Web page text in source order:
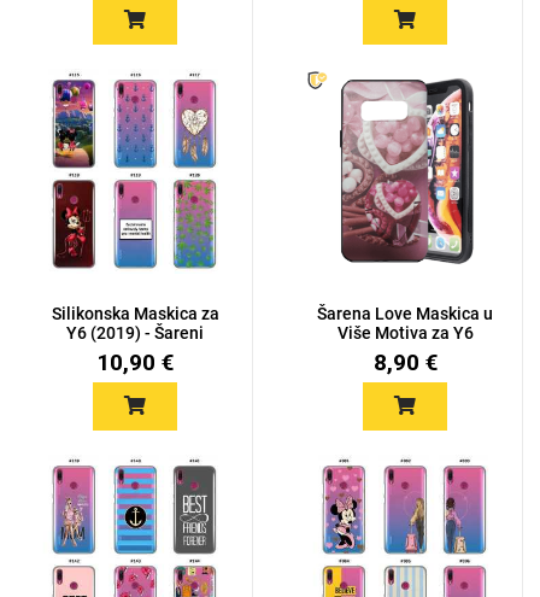
Silikonska Maskica za
Y6 (2019) - Šareni
motiv...
10,90 €
Šarena Love Maskica u
Više Motiva za Y6
(2019)
8,90 €